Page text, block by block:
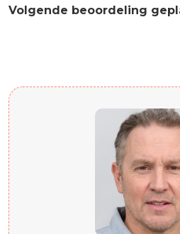
Volgende beoordeling